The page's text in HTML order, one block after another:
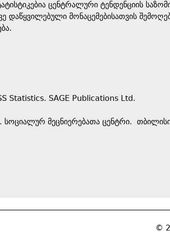
ცენტრალური ტენდენციის
მონაცემებისათვის
Statistics. SAGE Publications Ltd.
სოციალურ მეცნიერებათა ცენტრი.
©